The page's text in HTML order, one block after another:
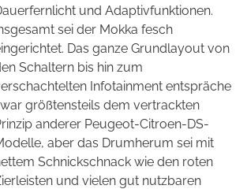
und Adaptivfunktionen.
sei der Mokka fesch
Das ganze Grundlayout von
Schaltern bis hin zum
Infotainment entspräche
größtensteils dem vertrackten
anderer Peugeot-Citroen-DS-
aber das Drumherum sei mit
Schnickschnack wie den roten
und vielen gut nutzbaren